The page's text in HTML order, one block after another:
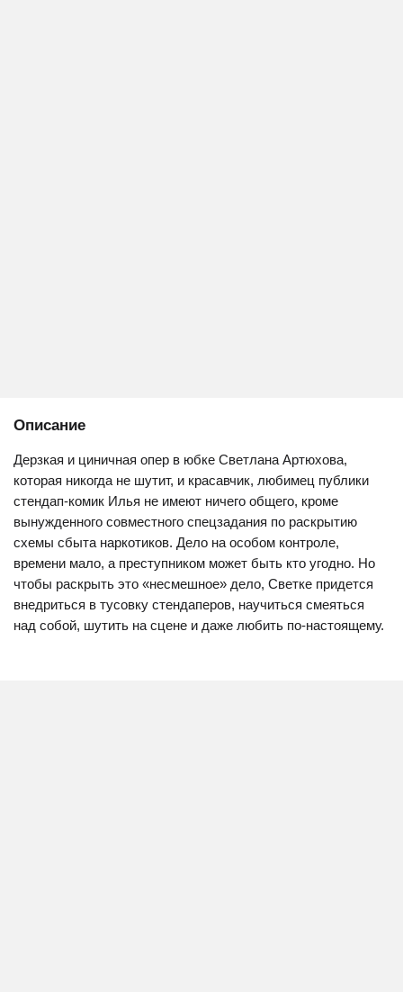
Описание
Дерзкая и циничная опер в юбке Светлана Артюхова,
которая никогда не шутит, и красавчик, любимец публики
стендап-комик Илья не имеют ничего общего, кроме
вынужденного совместного спецзадания по раскрытию
схемы сбыта наркотиков. Дело на особом контроле,
времени мало, а преступником может быть кто угодно. Но
чтобы раскрыть это «несмешное» дело, Светке придется
внедриться в тусовку стендаперов, научиться смеяться
над собой, шутить на сцене и даже любить по-настоящему.